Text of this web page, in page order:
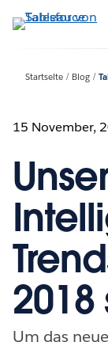
Direkt
zum
Startseite Blog
15 November,
Um das